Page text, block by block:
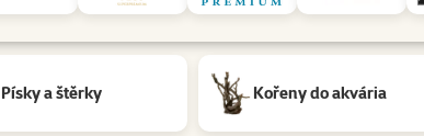
Písky a štěrky Kořeny do akvária